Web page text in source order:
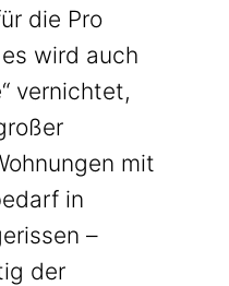
die Pro
wird auch
vernichtet,
mit
in
–
der